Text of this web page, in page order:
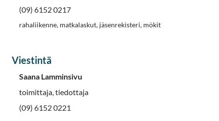
(09) 6152 0217
rahaliikenne, matkalaskut, jäsenrekisteri, mökit
Viestintä
Saana Lamminsivu
toimittaja, tiedottaja
(09) 6152 0221